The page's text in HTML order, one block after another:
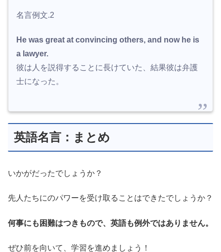
名言例文.2
He was great at convincing others, and now he is
a lawyer.
彼は人を説得することに長けていた、結果彼は弁護
士になった。
英語名言：まとめ
いかがだったでしょうか？
先人たちにのパワーを受け取ることはできたでしょうか？
何事にも困難はつきもので、英語も例外ではありません。
ぜひ前を向いて、学習を進めましょう！